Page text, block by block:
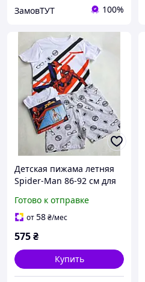
ЗамовТУТ 100%
Детская пижама летняя
Spider-Man 86-92 см для
Готово к отправке
от58₴/мес
575₴
Купить